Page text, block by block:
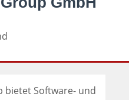
bietet Software- und